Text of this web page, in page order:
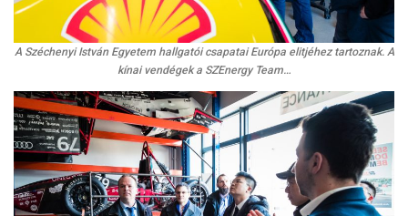
A Széchenyi István Egyetem hallgatói csapatai Európa elitjéhez tartoznak. A
kínai vendégek a SZEnergy Team…